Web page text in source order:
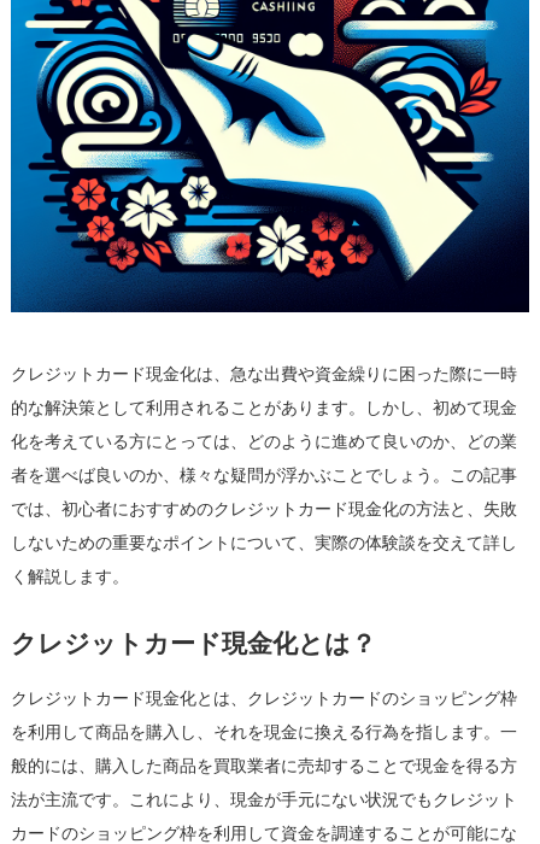
法
と
失
敗
し
な
い
た
め
の
ポ
ト
—
実
際
の
基
は
クレジットカード現金化は、急な出費や資金繰りに困った際に一時
的な解決策として利用されることがあります。しかし、初めて現金
化を考えている方にとっては、どのように進めて良いのか、どの業
者を選べば良いのか、様々な疑問が浮かぶことでしょう。この記事
では、初心者におすすめのクレジットカード現金化の方法と、失敗
しないための重要なポイントについて、実際の体験談を交えて詳し
く解説します。
クレジットカード現金化とは？
クレジットカード現金化とは、クレジットカードのショッピング枠
を利用して商品を購入し、それを現金に換える行為を指します。一
般的には、購入した商品を買取業者に売却することで現金を得る方
法が主流です。これにより、現金が手元にない状況でもクレジット
カードのショッピング枠を利用して資金を調達することが可能にな